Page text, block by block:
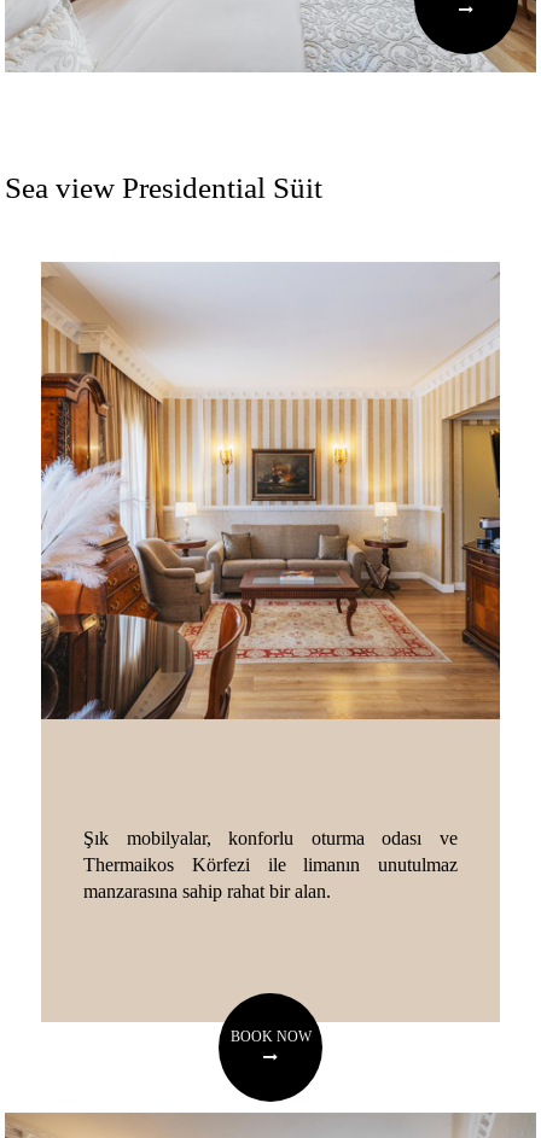
Sea view Presidential Süit
Şık mobilyalar, konforlu oturma odası ve
Thermaikos Körfezi ile limanın unutulmaz
manzarasına sahip rahat bir alan.
BOOK NOW